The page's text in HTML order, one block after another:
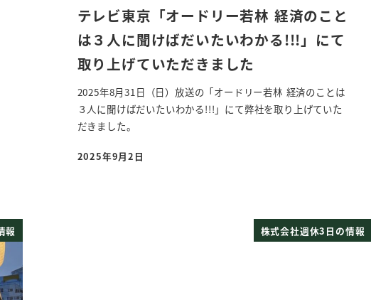
テレビ東京「オードリー若林 経済のこと
は３人に聞けばだいたいわかる!!!」にて
取り上げていただきました
2025年8月31日（日）放送の「オードリー若林 経済のことは
３人に聞けばだいたいわかる!!!」にて弊社を取り上げていた
だきました。
投稿日
2025年9月2日
報 株式会社週休3日の情報
詳細を見る